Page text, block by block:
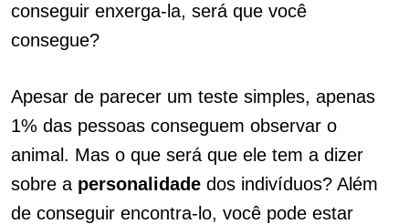
conseguir enxerga-la, será que você
consegue?
Apesar de parecer um teste simples, apenas
1% das pessoas conseguem observar o
animal. Mas o que será que ele tem a dizer
sobre a personalidade dos indivíduos? Além
de conseguir encontra-lo, você pode estar